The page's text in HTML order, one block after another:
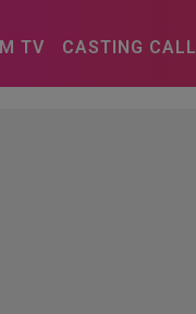
TV CASTING CALL